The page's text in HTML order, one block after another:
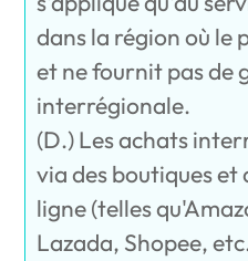
dans la région où le
et ne fournit pas de
interrégionale.
(D.) Les achats
via des boutiques
ligne (telles
Lazada, Shopee,